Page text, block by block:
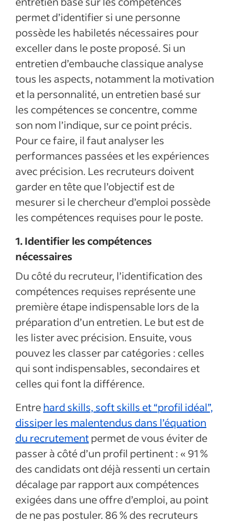
permet d’identifier si une personne
possède les habiletés nécessaires pour
exceller dans le poste proposé. Si un
entretien d’embauche classique analyse
tous les aspects, notamment la motivation
et la personnalité, un entretien basé sur
les compétences se concentre, comme
son nom l’indique, sur ce point précis.
Pour ce faire, il faut analyser les
performances passées et les expériences
avec précision. Les recruteurs doivent
garder en tête que l’objectif est de
mesurer si le chercheur d’emploi possède
les compétences requises pour le poste.
1. Identifier les compétences
nécessaires
Du côté du recruteur, l’identification des
compétences requises représente une
première étape indispensable lors de la
préparation d’un entretien. Le but est de
les lister avec précision. Ensuite, vous
pouvez les classer par catégories : celles
qui sont indispensables, secondaires et
celles qui font la différence.
Entrehard skills, soft skills et “profil idéal”,
dissiper les malentendus dans l’équation
du recrutementpermet de vous éviter de
passer à côté d’un profil pertinent : « 91 %
des candidats ont déjà ressenti un certain
décalage par rapport aux compétences
exigées dans une offre d’emploi, au point
de ne pas postuler. 86 % des recruteurs